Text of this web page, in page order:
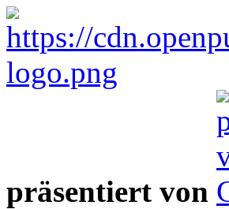
präsentiert von